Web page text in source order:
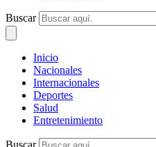
Buscar
Inicio
Nacionales
Internacionales
Deportes
Salud
Entretenimiento
Buscar